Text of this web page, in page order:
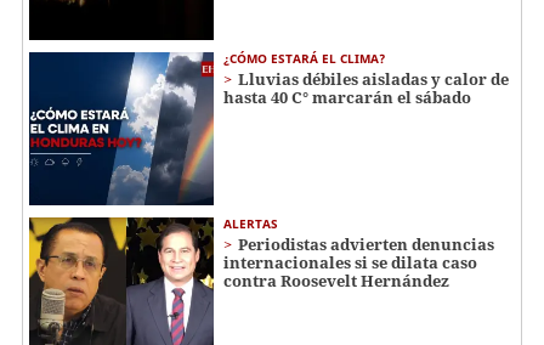
¿CÓMO ESTARÁ EL CLIMA?
Lluvias débiles aisladas y calor de
hasta 40 C° marcarán el sábado
ALERTAS
Periodistas advierten denuncias
internacionales si se dilata caso
contra Roosevelt Hernández